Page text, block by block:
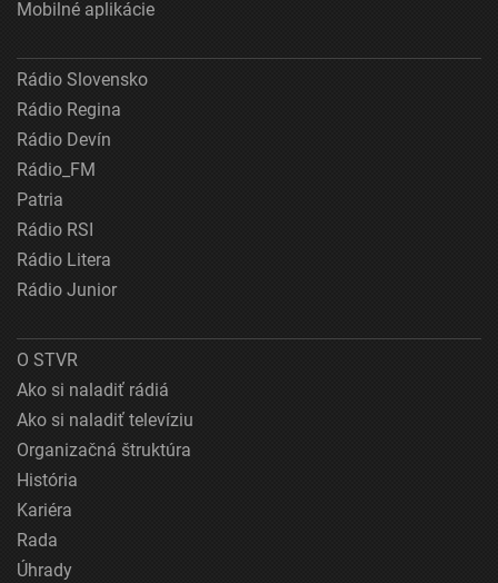
Mobilné aplikácie
Rádio Slovensko
Rádio Regina
Rádio Devín
Rádio_FM
Patria
Rádio RSI
Rádio Litera
Rádio Junior
O STVR
Ako si naladiť rádiá
Ako si naladiť televíziu
Organizačná štruktúra
História
Kariéra
Rada
Úhrady